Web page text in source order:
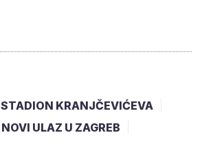
STADION KRANJČEVIĆEVA
NOVI ULAZ U ZAGREB